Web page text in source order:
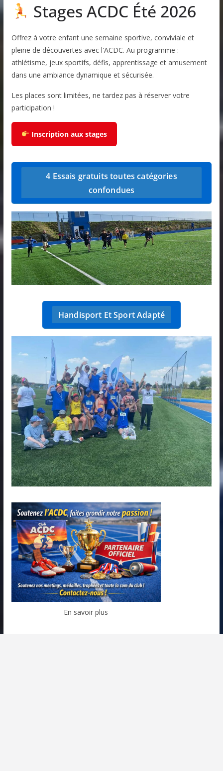
Stages ACDC Été 2026
Offrez à votre enfant une semaine sportive, conviviale et
pleine de découvertes avec l'ACDC. Au programme :
athlétisme, jeux sportifs, défis, apprentissage et amusement
dans une ambiance dynamique et sécurisée.
Les places sont limitées, ne tardez pas à réserver votre
participation !
Inscription aux stages
4 Essais gratuits toutes catégories
confondues
Handisport Et Sport Adapté
En savoir plus